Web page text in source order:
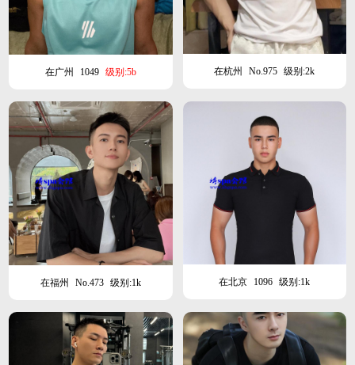
在广州 1049 级别:5b 在杭州 No.975 级别:2k
在福州 No.473 级别:1k 在北京 1096 级别:1k